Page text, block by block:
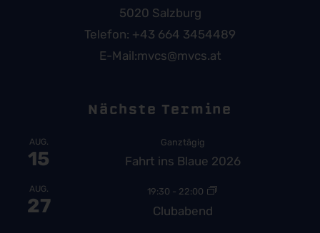
5020 Salzburg
Telefon: +43 664 3454489
E-Mail:mvcs@mvcs.at
Nächste Termine
AUG.
15
Ganztägig
Fahrt ins Blaue 2026
AUG.
27
19:30 - 22:00
Clubabend